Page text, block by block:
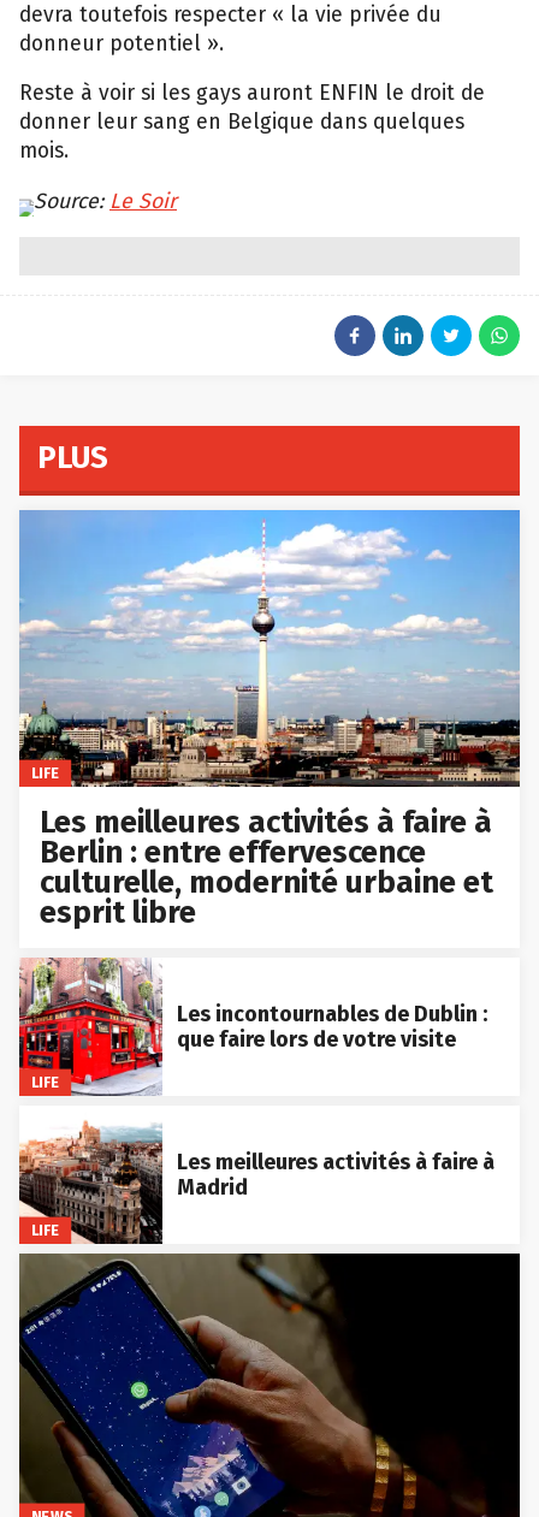
devra toutefois respecter « la vie privée du
donneur potentiel ».
Reste à voir si les gays auront ENFIN le droit de
donner leur sang en Belgique dans quelques
mois.
EPA
Source:Le Soir
PLUS
LIFE
Les meilleures activités à faire à
Berlin : entre effervescence
culturelle, modernité urbaine et
esprit libre
LIFE
Les incontournables de Dublin :
que faire lors de votre visite
LIFE
Les meilleures activités à faire à
Madrid